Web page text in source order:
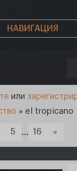
НАВИГАЦИЯ
или
» el tropicano
5 … 16 »